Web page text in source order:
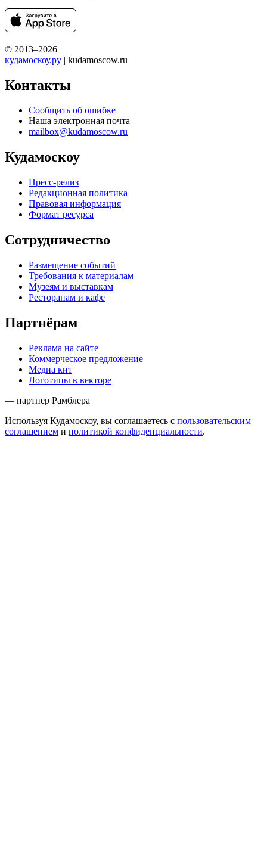
© 2013–2026
кудамоскоу.ру | kudamoscow.ru
Контакты
Сообщить об ошибке
Наша электронная почта
mailbox@kudamoscow.ru
Кудамоскоу
Пресс-релиз
Редакционная политика
Правовая информация
Формат ресурса
Сотрудничество
Размещение событий
Требования к материалам
Музеям и выставкам
Ресторанам и кафе
Партнёрам
Реклама на сайте
Коммерческое предложение
Медиа кит
Логотипы в векторе
— партнер Рамблера
Используя Кудамоскоу, вы соглашаетесь с пользовательским
соглашением и политикой конфиденциальности.